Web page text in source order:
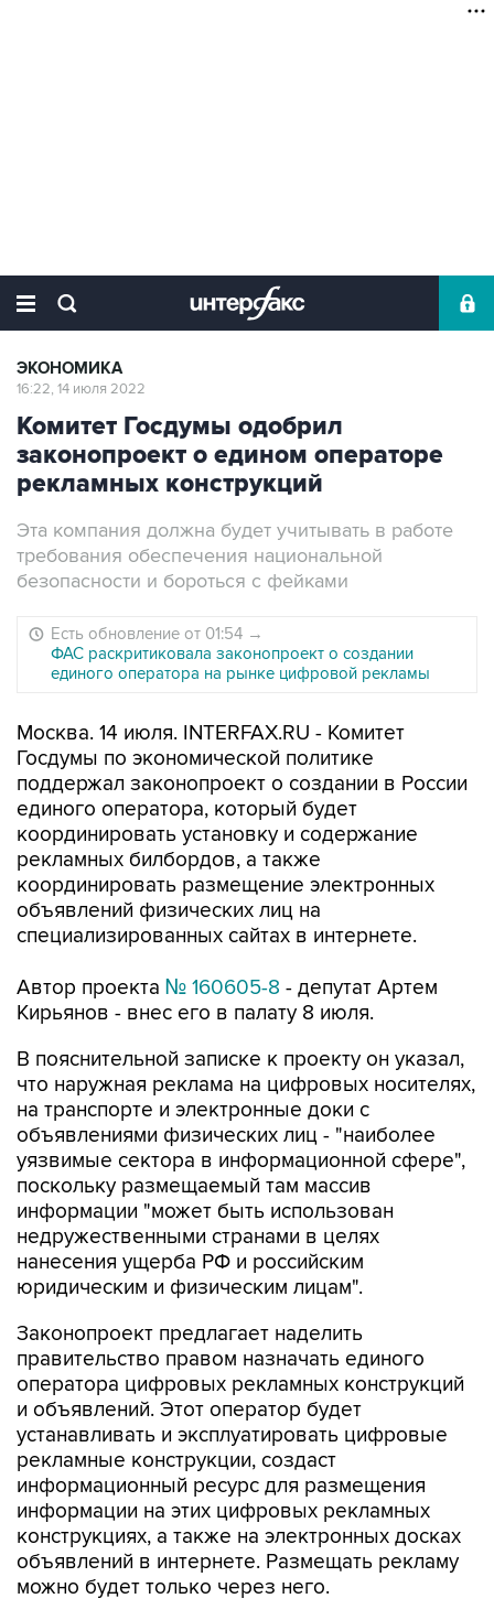
ЭКОНОМИКА
16:22, 14 июля 2022
Комитет Госдумы одобрил
законопроект о едином операторе
рекламных конструкций
Эта компания должна будет учитывать в работе
требования обеспечения национальной
безопасности и бороться с фейками
Есть обновление от 01:54 →
ФАС раскритиковала законопроект о создании
единого оператора на рынке цифровой рекламы
Москва. 14 июля. INTERFAX.RU - Комитет
Госдумы по экономической политике
поддержал законопроект о создании в России
единого оператора, который будет
координировать установку и содержание
рекламных билбордов, а также
координировать размещение электронных
объявлений физических лиц на
специализированных сайтах в интернете.
Автор проекта № 160605-8 - депутат Артем
Кирьянов - внес его в палату 8 июля.
В пояснительной записке к проекту он указал,
что наружная реклама на цифровых носителях,
на транспорте и электронные доки с
объявлениями физических лиц - "наиболее
уязвимые сектора в информационной сфере",
поскольку размещаемый там массив
информации "может быть использован
недружественными странами в целях
нанесения ущерба РФ и российским
юридическим и физическим лицам".
Законопроект предлагает наделить
правительство правом назначать единого
оператора цифровых рекламных конструкций
и объявлений. Этот оператор будет
устанавливать и эксплуатировать цифровые
рекламные конструкции, создаст
информационный ресурс для размещения
информации на этих цифровых рекламных
конструкциях, а также на электронных досках
объявлений в интернете. Размещать рекламу
можно будет только через него.